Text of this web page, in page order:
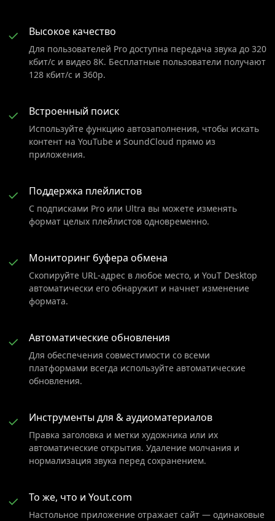
✓ Высокое качество
Для пользователей Pro доступна передача звука до 320
кбит/с и видео 8K. Бесплатные пользователи получают
128 кбит/с и 360p.
✓ Встроенный поиск
Используйте функцию автозаполнения, чтобы искать
контент на YouTube и SoundCloud прямо из
приложения.
✓ Поддержка плейлистов
С подписками Pro или Ultra вы можете изменять
формат целых плейлистов одновременно.
✓ Мониторинг буфера обмена
Скопируйте URL-адрес в любое место, и YouT Desktop
автоматически его обнаружит и начнет изменение
формата.
✓ Автоматические обновления
Для обеспечения совместимости со всеми
платформами всегда используйте автоматические
обновления.
✓ Инструменты для & аудиоматериалов
Правка заголовка и метки художника или их
автоматические открытия. Удаление молчания и
нормализация звука перед сохранением.
✓ То же, что и Yout.com
Настольное приложение отражает сайт — одинаковые